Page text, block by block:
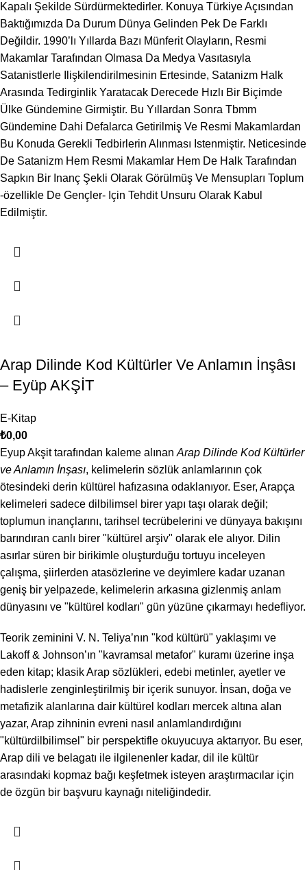
Kapalı Şekilde Sürdürmektedirler. Konuya Türkiye Açısından
Baktığımızda Da Durum Dünya Gelinden Pek De Farklı
Değildir. 1990’lı Yıllarda Bazı Münferit Olayların, Resmi
Makamlar Tarafından Olmasa Da Medya Vasıtasıyla
Satanistlerle Ilişkilendirilmesinin Ertesinde, Satanizm Halk
Arasında Tedirginlik Yaratacak Derecede Hızlı Bir Biçimde
Ülke Gündemine Girmiştir. Bu Yıllardan Sonra Tbmm
Gündemine Dahi Defalarca Getirilmiş Ve Resmi Makamlardan
Bu Konuda Gerekli Tedbirlerin Alınması Istenmiştir. Neticesinde
De Satanizm Hem Resmi Makamlar Hem De Halk Tarafından
Sapkın Bir Inanç Şekli Olarak Görülmüş Ve Mensupları Toplum
-özellikle De Gençler- Için Tehdit Unsuru Olarak Kabul
Edilmiştir.
Arap Dilinde Kod Kültürler Ve Anlamın İnşâsı
– Eyüp AKŞİT
E-Kitap
₺0,00
Eyup Akşit tarafından kaleme alınan Arap Dilinde Kod Kültürler
ve Anlamın İnşası, kelimelerin sözlük anlamlarının çok
ötesindeki derin kültürel hafızasına odaklanıyor. Eser, Arapça
kelimeleri sadece dilbilimsel birer yapı taşı olarak değil;
toplumun inançlarını, tarihsel tecrübelerini ve dünyaya bakışını
barındıran canlı birer "kültürel arşiv" olarak ele alıyor. Dilin
asırlar süren bir birikimle oluşturduğu tortuyu inceleyen
çalışma, şiirlerden atasözlerine ve deyimlere kadar uzanan
geniş bir yelpazede, kelimelerin arkasına gizlenmiş anlam
dünyasını ve "kültürel kodları" gün yüzüne çıkarmayı hedefliyor.
Teorik zeminini V. N. Teliya’nın "kod kültürü" yaklaşımı ve
Lakoff & Johnson’ın "kavramsal metafor" kuramı üzerine inşa
eden kitap; klasik Arap sözlükleri, edebi metinler, ayetler ve
hadislerle zenginleştirilmiş bir içerik sunuyor. İnsan, doğa ve
metafizik alanlarına dair kültürel kodları mercek altına alan
yazar, Arap zihninin evreni nasıl anlamlandırdığını
"kültürdilbilimsel" bir perspektifle okuyucuya aktarıyor. Bu eser,
Arap dili ve belagatı ile ilgilenenler kadar, dil ile kültür
arasındaki kopmaz bağı keşfetmek isteyen araştırmacılar için
de özgün bir başvuru kaynağı niteliğindedir.